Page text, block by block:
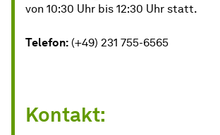
von 10:30 Uhr bis 12:30 Uhr statt.
Telefon: (+49) 231 755-6565
Kontakt: